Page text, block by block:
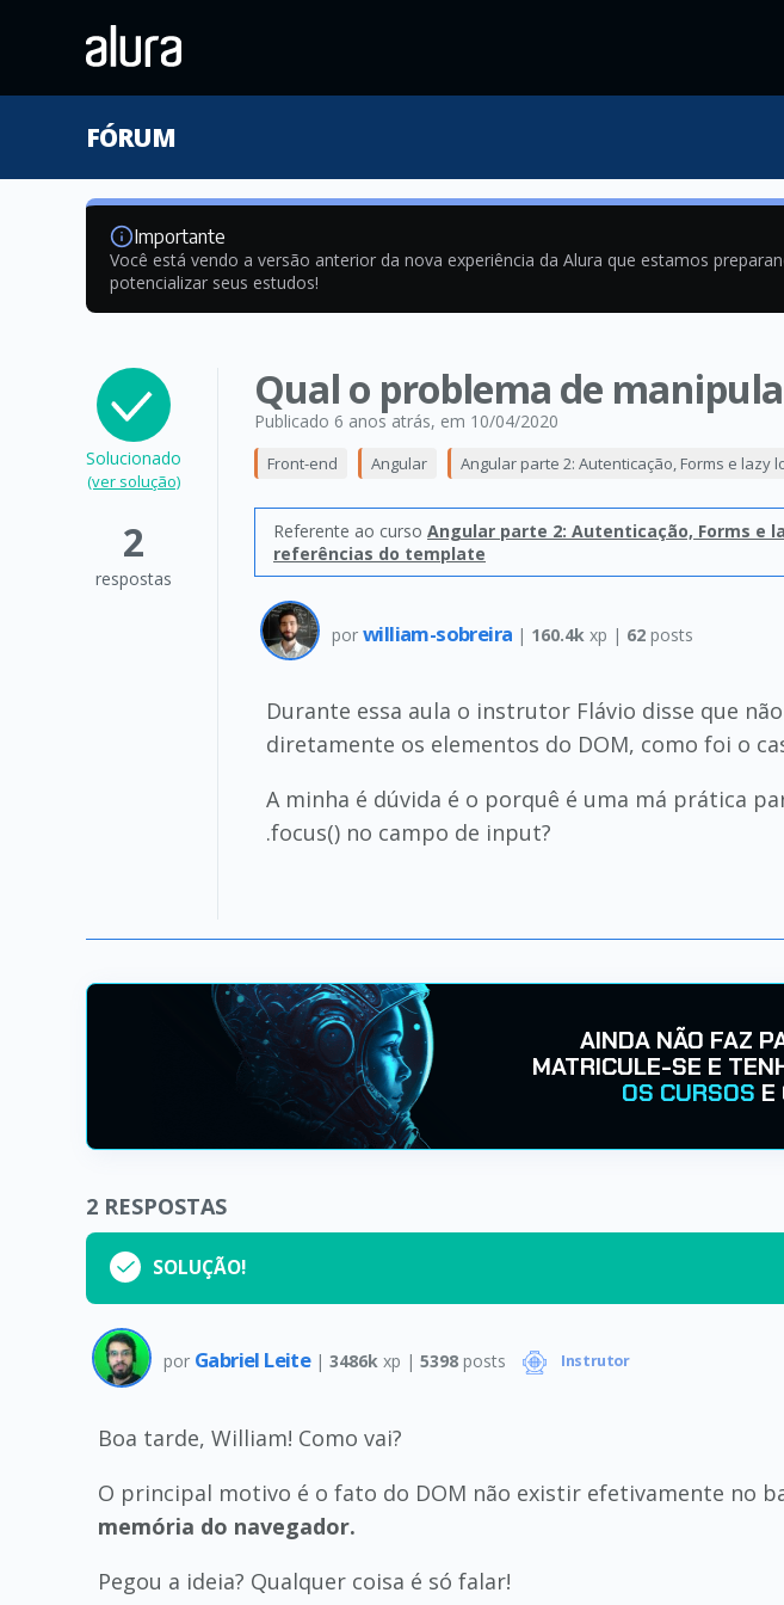
FÓRUM
Importante
Você está vendo a versão anterior da nova experiência da Alura que estamos
potencializar seus estudos!
Solucionado
(ver solução)
2
respostas
Qual o problema de
Publicado 6 anos atrás, em 10/04/2020
Front-end Angular Angular parte 2: Autenticação, Forms e lazy
Referente ao curso Angular parte 2: Autenticação, Forms e
referências do template
por william-sobreira | 160.4k xp | 62posts
Durante essa aula o instrutor Flávio disse que
diretamente os elementos do DOM, como foi o
A minha é dúvida é o porquê é uma má prática
.focus() no campo de input?
AINDA NÃO FAZ
MATRICULE-SE E
OS CURSOS E
2 RESPOSTAS
SOLUÇÃO!
por Gabriel Leite | 3486k xp | 5398posts Instrutor
Boa tarde, William! Como vai?
O principal motivo é o fato do DOM não existir efetivamente no
memória do navegador.
Pegou a ideia? Qualquer coisa é só falar!